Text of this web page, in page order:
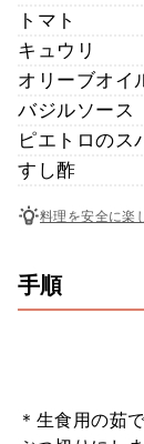
トマト
キュウリ
オリーブオイ
バジルソース
ピエトロのス
すし酢
料理を安全に楽
手順
＊生食用の茹